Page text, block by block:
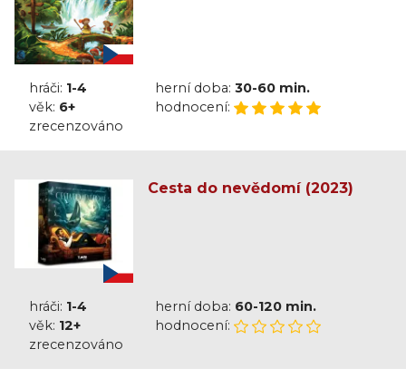
hráči: 1-4 herní doba: 30-60 min.
věk: 6+
hodnocení:
zrecenzováno
Cesta do nevědomí (2023)
hráči: 1-4 herní doba: 60-120 min.
věk: 12+
hodnocení:
zrecenzováno